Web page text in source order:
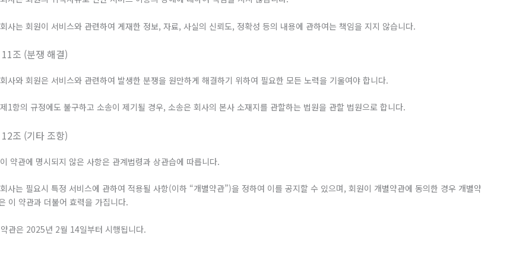
사는 회원이 서비스와 관련하여 게재한 정보, 자료, 사실의 신뢰도, 정확성 등의 내용에 관하여는 책임을 지지 않습니다.
조 (분쟁 해결)
사와 회원은 서비스와 관련하여 발생한 분쟁을 원만하게 해결하기 위하여 필요한 모든 노력을 기울여야 합니다.
1항의 규정에도 불구하고 소송이 제기될 경우, 소송은 회사의 본사 소재지를 관할하는 법원을 관할 법원으로 합니다.
조 (기타 조항)
약관에 명시되지 않은 사항은 관계법령과 상관습에 따릅니다.
사는 필요시 특정 서비스에 관하여 적용될 사항(이하 “개별약관”)을 정하여 이를 공지할 수 있으며, 회원이 개별약관에 동의한 경우 개별약
이 약관과 더불어 효력을 가집니다.
관은 2025년 2월 14일부터 시행됩니다.